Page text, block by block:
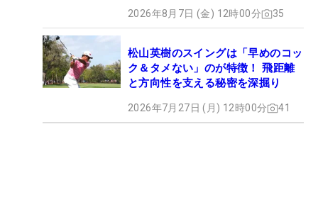
2026年8月7日 (金) 12時00分 35
松山英樹のスイングは「早めのコッ
ク＆タメない」のが特徴！ 飛距離
と方向性を支える秘密を深掘り
2026年7月27日 (月) 12時00分 41